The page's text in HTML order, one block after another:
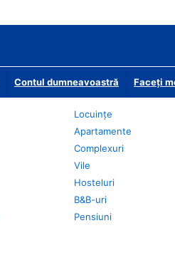
Contul dumneavoastră Faceți
Locuințe
Apartamente
Complexuri
Vile
Hosteluri
B&B-uri
Pensiuni